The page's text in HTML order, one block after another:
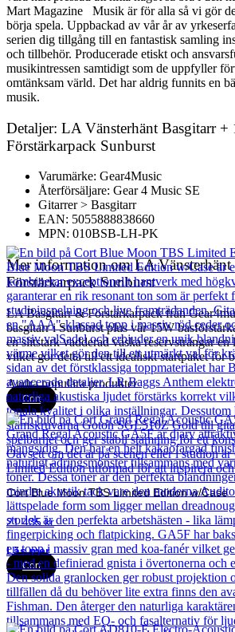
Mart Magazine Musik är för alla så vi gör
börja spela. Uppbackad av vår år av
serien dig tillgång till en fantastisk samling
och tillbehör. Producerade etiskt och
musikintressen samtidigt som de uppfyller
omtänksam värld. Det har aldrig funnits en
musik.
Detaljer: LA Vänsterhänt Basgitarr +
Förstärkarpack Sunburst
Varumärke: Gear4Music
Återförsäljare: Gear 4 Music SE
Gitarrer > Basgitarr
EAN: 5055888838660
MPN: 010BSB-LH-PK
Mer information om LA
Förstärkarpack Sunburst
LA Basgitarr & Förstärkarpack från
basgitarr i Sunburst plus vår 15W
en slitstark vadderad väska reservsträngar
vilket gör detta till ett idealiskt startpaket för
Andra populära produkter
Cort
Cort Blue Moon TBS Limited Edition w/Case
21 435kr
Läs mer
Cort